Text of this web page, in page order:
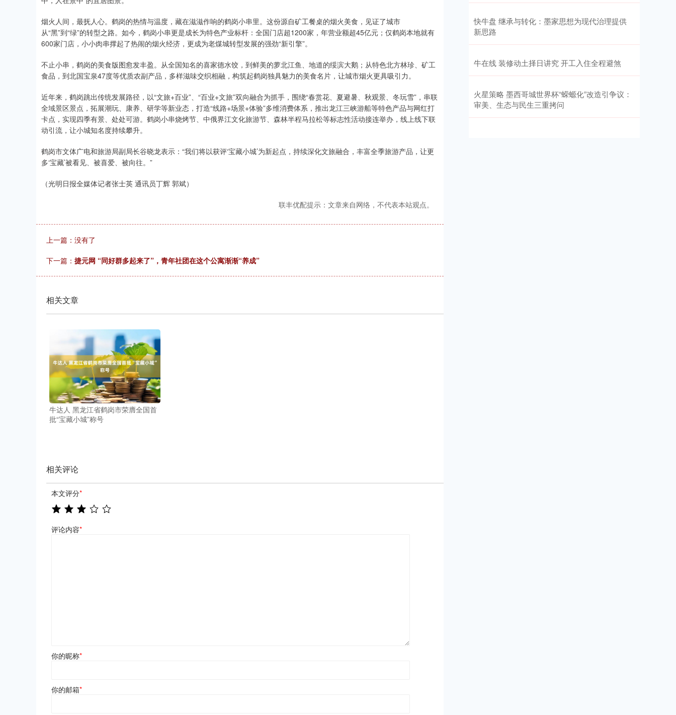
烟火人间，最抚人心。鹤岗的热情与温度，藏在滋滋作响的鹤岗小串里。这份源自矿工餐桌的烟火美食，见证了城市
从“黑”到“绿”的转型之路。如今，鹤岗小串更是成长为特色产业标杆：全国门店超1200家，年营业额超45亿元；仅鹤岗本地就有
600家门店，小小肉串撑起了热闹的烟火经济，更成为老煤城转型发展的强劲“新引擎”。
不止小串，鹤岗的美食版图愈发丰盈。从全国知名的喜家德水饺，到鲜美的萝北江鱼、地道的绥滨大鹅；从特色北方林珍、矿工
食品，到北国宝泉47度等优质农副产品，多样滋味交织相融，构筑起鹤岗独具魅力的美食名片，让城市烟火更具吸引力。
近年来，鹤岗跳出传统发展路径，以“文旅+百业”、“百业+文旅”双向融合为抓手，围绕“春赏花、夏避暑、秋观景、冬玩雪”，串联
全域景区景点，拓展潮玩、康养、研学等新业态，打造“线路+场景+体验”多维消费体系，推出龙江三峡游船等特色产品与网红打
卡点，实现四季有景、处处可游。鹤岗小串烧烤节、中俄界江文化旅游节、森林半程马拉松等标志性活动接连举办，线上线下联
动引流，让小城知名度持续攀升。
鹤岗市文体广电和旅游局副局长谷晓龙表示：“我们将以获评‘宝藏小城’为新起点，持续深化文旅融合，丰富全季旅游产品，让更
多‘宝藏’被看见、被喜爱、被向往。”
（光明日报全媒体记者张士英 通讯员丁辉 郭斌）
联丰优配提示：文章来自网络，不代表本站观点。
上一篇：没有了
下一篇： 捷元网 “同好群多起来了”，青年社团在这个公寓渐渐“养成”
相关文章
牛达人 黑龙江省鹤岗市荣膺全国首
批“宝藏小城”称号
相关评论
本文评分*
评论内容*
你的昵称*
你的邮箱*
快牛盘 继承与转化：墨家思想为现代治理提供
新思路
牛在线 装修动土择日讲究 开工入住全程避煞
火星策略 墨西哥城世界杯“蝾螈化”改造引争议：
审美、生态与民生三重拷问